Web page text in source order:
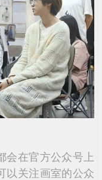
会在官方公众号上
以关注画室的公众